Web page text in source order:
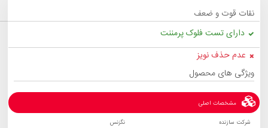
نقات قوت و ضعف
دارای تست فلوک پرمننت
عدم حذف نویز
ویژگی های محصول
مشخصات اصلی
شرکت سازنده نگزنس